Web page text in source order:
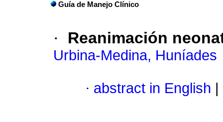
Guía de Manejo Clínico
· Reanimación
Urbina-Medina, Huníades
· abstract in English